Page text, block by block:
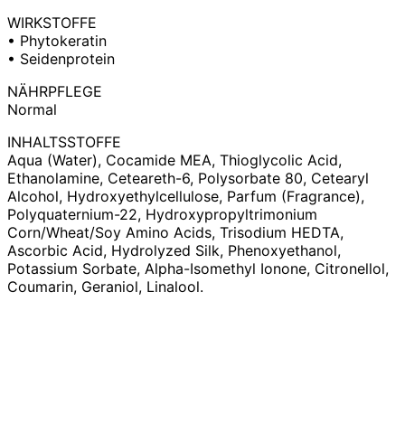
WIRKSTOFFE
• Phytokeratin
• Seidenprotein
NÄHRPFLEGE
Normal
INHALTSSTOFFE
Aqua (Water), Cocamide MEA, Thioglycolic Acid,
Ethanolamine, Ceteareth-6, Polysorbate 80, Cetearyl
Alcohol, Hydroxyethylcellulose, Parfum (Fragrance),
Polyquaternium-22, Hydroxypropyltrimonium
Corn/Wheat/Soy Amino Acids, Trisodium HEDTA,
Ascorbic Acid, Hydrolyzed Silk, Phenoxyethanol,
Potassium Sorbate, Alpha-Isomethyl Ionone, Citronellol,
Coumarin, Geraniol, Linalool.